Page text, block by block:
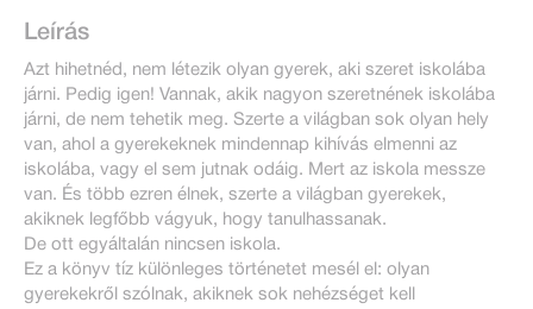
Leírás
Azt hihetnéd, nem létezik olyan gyerek, aki szeret iskolába
járni. Pedig igen! Vannak, akik nagyon szeretnének iskolába
járni, de nem tehetik meg. Szerte a világban sok olyan hely
van, ahol a gyerekeknek mindennap kihívás elmenni az
iskolába, vagy el sem jutnak odáig. Mert az iskola messze
van. És több ezren élnek, szerte a világban gyerekek,
akiknek legfőbb vágyuk, hogy tanulhassanak.
De ott egyáltalán nincsen iskola.
Ez a könyv tíz különleges történetet mesél el: olyan
gyerekekről szólnak, akiknek sok nehézséget kell